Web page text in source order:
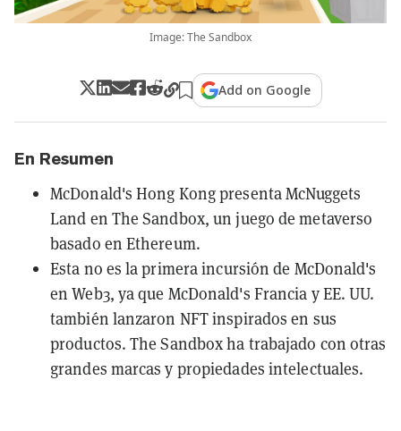
Image: The Sandbox
Add on Google
En Resumen
McDonald's Hong Kong presenta McNuggets
Land en The Sandbox, un juego de metaverso
basado en Ethereum.
Esta no es la primera incursión de McDonald's
en Web3, ya que McDonald's Francia y EE. UU.
también lanzaron NFT inspirados en sus
productos. The Sandbox ha trabajado con otras
grandes marcas y propiedades intelectuales.